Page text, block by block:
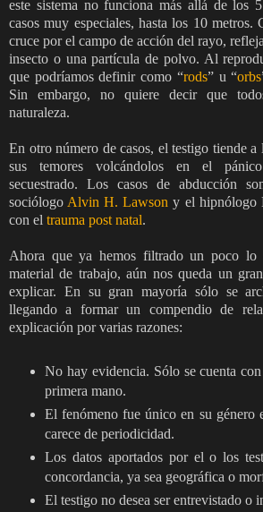
este sistema no funciona más allá de los
casos muy especiales, hasta los 10 metros.
cruce por el campo de acción del rayo,
insecto o una partícula de polvo. Al
que podríamos definir como “rods” u “orbs
Sin embargo, no quiere decir que
naturaleza.
En otro número de casos, el testigo tiende a
sus temores volcándolos en el
secuestrado. Los casos de abducción
sociólogo Alvin H. Lawson y el hipnólogo
con el trauma post natal.
Ahora que ya hemos filtrado un poco lo
material de trabajo, aún nos queda un
explicar. En su gran mayoría sólo se
llegando a formar un compendio de
explicación por varias razones:
No hay evidencia. Sólo se cuenta
primera mano.
El fenómeno fue único en su género
carece de periodicidad.
Los datos aportados por el o los
concordancia, ya sea geográfica o
El testigo no desea ser entrevistado o